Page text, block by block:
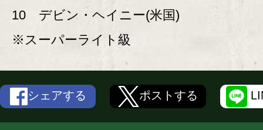
10 デビン・ヘイニー(米国)
※スーパーライト級
シェアする ポストする